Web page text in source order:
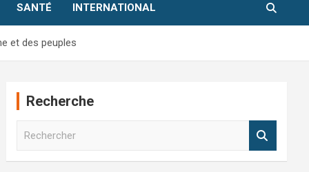
SANTÉ INTERNATIONAL
et des peuples
Recherche